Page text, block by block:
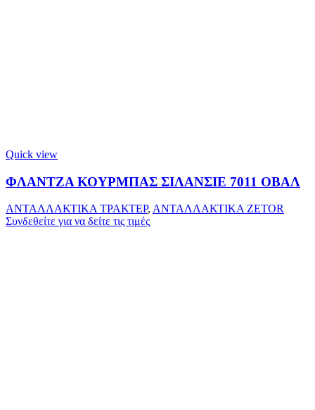
Quick view
ΦΛΑΝΤΖΑ ΚΟΥΡΜΠΑΣ ΣΙΛΑΝΣΙΕ 7011 ΟΒΑΛ
ΑΝΤΑΛΛΑΚΤΙΚΑ ΤΡΑΚΤΕΡ, ΑΝΤΑΛΛΑΚΤΙΚΑ ZETOR
Συνδεθείτε για να δείτε τις τιμές